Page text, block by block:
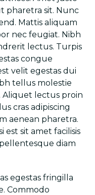
pharetra sit. Nunc
Mattis aliquam
nec feugiat. Nibh
lectus. Turpis
congue
velit egestas dui
tellus molestie
Aliquet lectus proin
cras adipiscing
aenean pharetra.
sit amet facilisis
diam
egestas fringilla
Commodo